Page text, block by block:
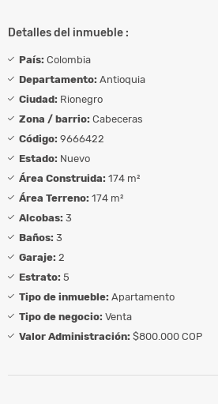
Detalles del inmueble :
País: Colombia
Departamento: Antioquia
Ciudad: Rionegro
Zona / barrio: Cabeceras
Código: 9666422
Estado: Nuevo
Área Construida: 174 m²
Área Terreno: 174 m²
Alcobas: 3
Baños: 3
Garaje: 2
Estrato: 5
Tipo de inmueble: Apartamento
Tipo de negocio: Venta
Valor Administración: $800.000 COP